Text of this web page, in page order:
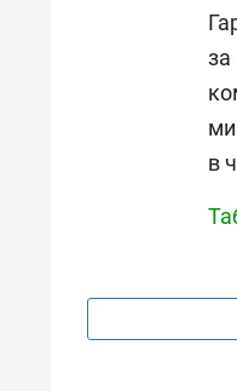
за
в